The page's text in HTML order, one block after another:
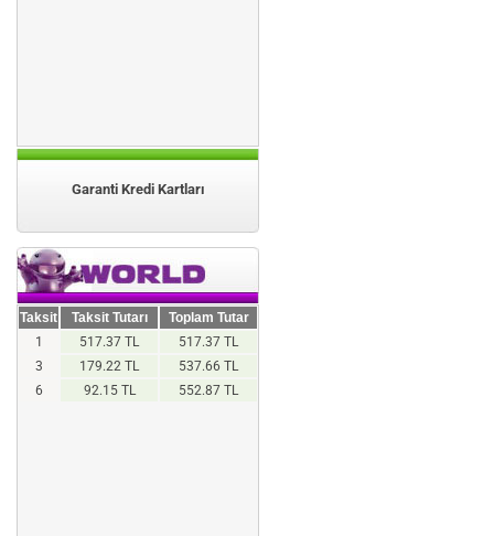
Garanti Kredi Kartları
Taksit Taksit Tutarı
Toplam Tutar
1
517.37 TL
517.37 TL
3
179.22 TL
537.66 TL
6
92.15 TL 552.87 TL